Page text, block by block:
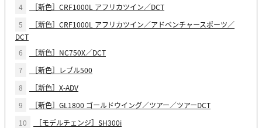
4
［新色］CRF1000L アフリカツイン／DCT
5
［新色］CRF1000L アフリカツイン／アドベンチャースポーツ／
DCT
6
［新色］NC750X／DCT
7
［新色］レブル500
8
［新色］X-ADV
9
［新色］GL1800 ゴールドウイング／ツアー／ツアーDCT
10
［モデルチェンジ］SH300i